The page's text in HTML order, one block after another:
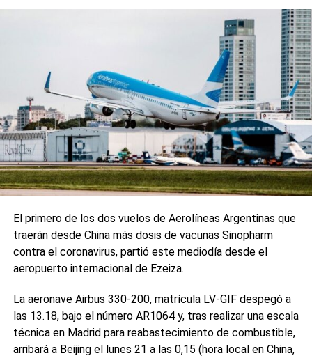
El primero de los dos vuelos de Aerolíneas Argentinas que
traerán desde China más dosis de vacunas Sinopharm
contra el coronavirus, partió este mediodía desde el
aeropuerto internacional de Ezeiza.
La aeronave Airbus 330-200, matrícula LV-GIF despegó a
las 13.18, bajo el número AR1064 y, tras realizar una escala
técnica en Madrid para reabastecimiento de combustible,
arribará a Beijing el lunes 21 a las 0,15 (hora local en China,